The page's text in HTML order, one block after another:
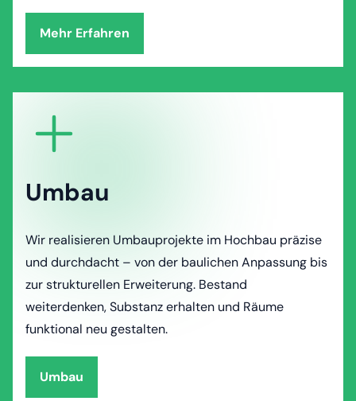
Mehr Erfahren
Umbau
Wir realisieren Umbauprojekte im Hochbau präzise
und durchdacht – von der baulichen Anpassung bis
zur strukturellen Erweiterung. Bestand
weiterdenken, Substanz erhalten und Räume
funktional neu gestalten.
Umbau